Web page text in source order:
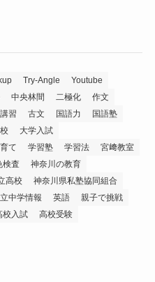
Try-Angle
Youtube
中央林間 二極化
作文
習 古文 国語力
国語塾
大学入試
て 学習塾 学習法
宮﨑教室
検査
神奈川の教育
高校
神奈川県私塾協同組合
中学情報 英語
親子で挑戦
校入試 高校受験